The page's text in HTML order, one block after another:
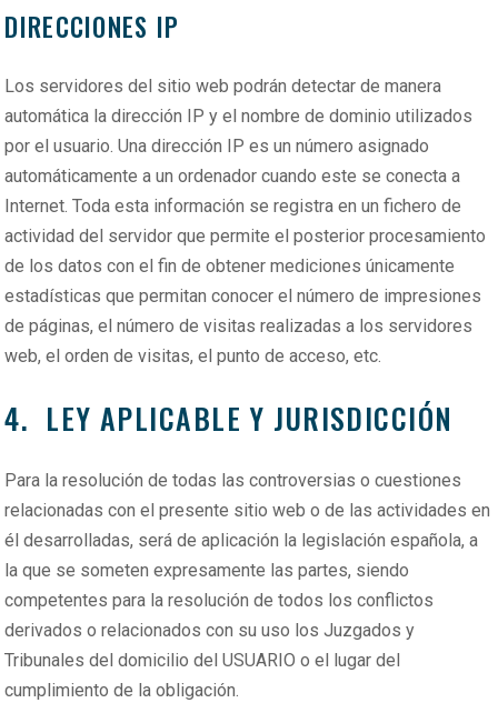
DIRECCIONES IP
Los servidores del sitio web podrán detectar de manera
automática la dirección IP y el nombre de dominio utilizados
por el usuario. Una dirección IP es un número asignado
automáticamente a un ordenador cuando este se conecta a
Internet. Toda esta información se registra en un fichero de
actividad del servidor que permite el posterior procesamiento
de los datos con el fin de obtener mediciones únicamente
estadísticas que permitan conocer el número de impresiones
de páginas, el número de visitas realizadas a los servidores
web, el orden de visitas, el punto de acceso, etc.
4. LEY APLICABLE Y JURISDICCIÓN
Para la resolución de todas las controversias o cuestiones
relacionadas con el presente sitio web o de las actividades en
él desarrolladas, será de aplicación la legislación española, a
la que se someten expresamente las partes, siendo
competentes para la resolución de todos los conflictos
derivados o relacionados con su uso los Juzgados y
Tribunales del domicilio del USUARIO o el lugar del
cumplimiento de la obligación.